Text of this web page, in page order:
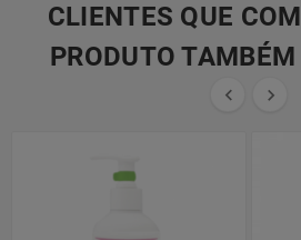
CLIENTES QUE
PRODUTO
 